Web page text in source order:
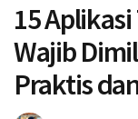
15
Wajib
Praktis